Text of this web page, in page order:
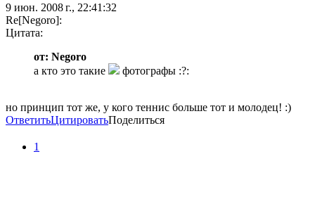
9 июн. 2008 г., 22:41:32
Re[Negoro]:
Цитата:
от: Negoro
а кто это такие
фотографы :?:
но принцип тот же, у кого теннис больше тот и молодец! :)
ОтветитьЦитироватьПоделиться
1